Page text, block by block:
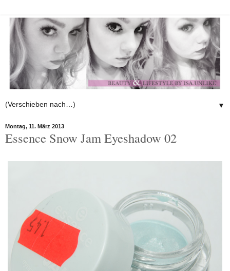
▼
Montag, 11. März 2013
Essence Snow Jam Eyeshadow 02